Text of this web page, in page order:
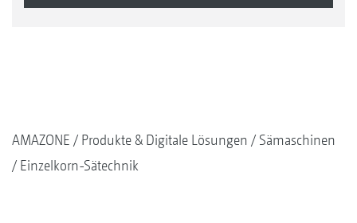
AMAZONE Produkte & Digitale Lösungen
Sämaschinen
Einzelkorn-Sätechnik